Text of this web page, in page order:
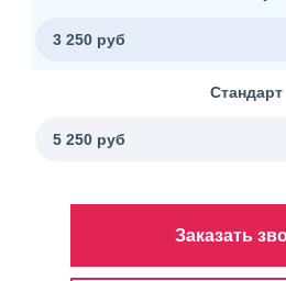
3 250 руб
Стандарт
5 250 руб
Заказать